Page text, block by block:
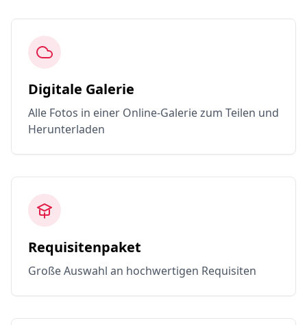
Digitale Galerie
Alle Fotos in einer Online-Galerie zum Teilen und
Herunterladen
Requisitenpaket
Große Auswahl an hochwertigen Requisiten